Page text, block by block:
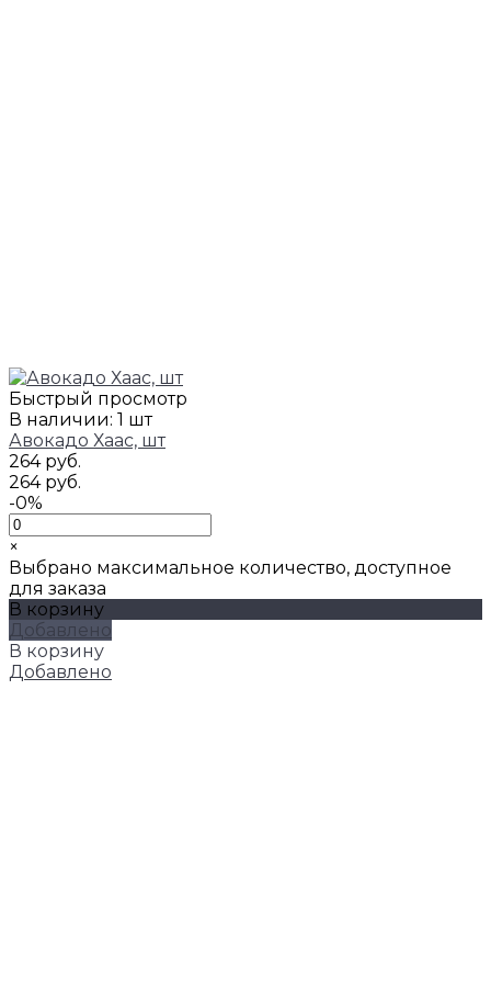
Быстрый просмотр
В наличии: 1 шт
Авокадо Хаас, шт
264 руб.
264 руб.
-0%
×
Выбрано максимальное количество, доступное
для заказа
В корзину
Добавлено
В корзину
Добавлено